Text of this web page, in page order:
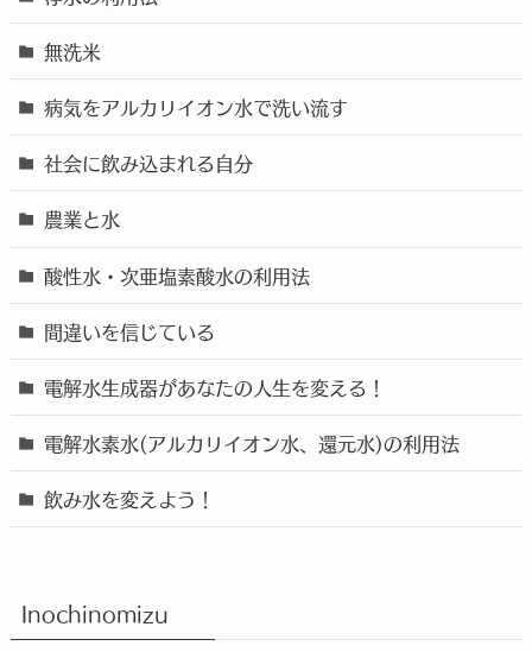
無洗米
病気をアルカリイオン水で洗い流す
社会に飲み込まれる自分
農業と水
酸性水・次亜塩素酸水の利用法
間違いを信じている
電解水生成器があなたの人生を変える！
電解水素水(アルカリイオン水、還元水)の利用法
飲み水を変えよう！
Inochinomizu